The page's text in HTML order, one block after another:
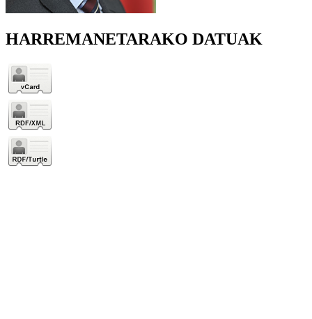
HARREMANETARAKO DATUAK